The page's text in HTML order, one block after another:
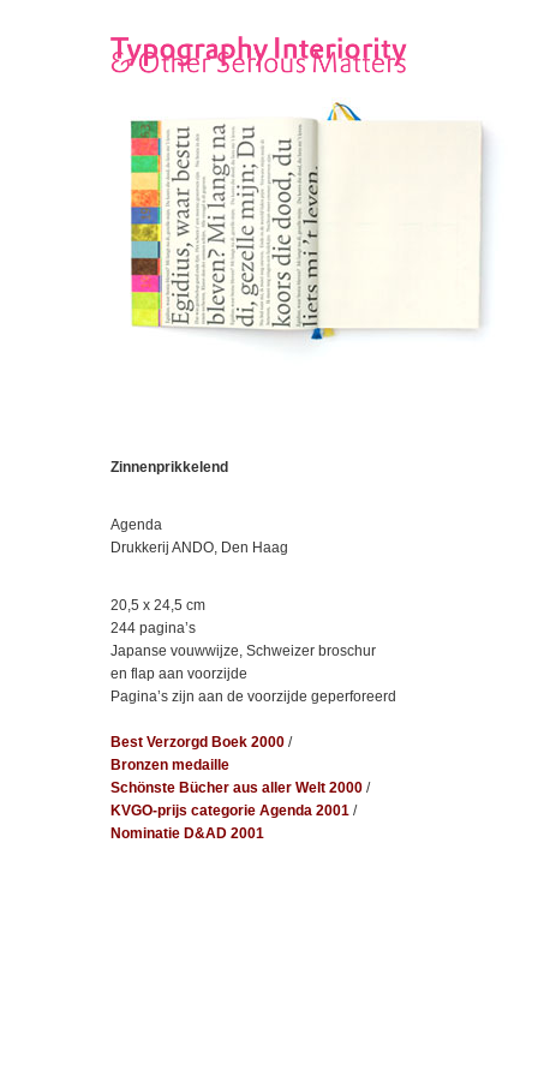
Zinnenprikkelend
Agenda
Drukkerij ANDO, Den Haag
20,5 x 24,5 cm
244 pagina’s
Japanse vouwwijze, Schweizer broschur
en flap aan voorzijde
Pagina’s zijn aan de voorzijde geperforeerd
Best Verzorgd Boek 2000/
Bronzen medaille
Schönste Bücher aus aller Welt 2000 /
KVGO-prijs categorie Agenda 2001 /
Nominatie D&AD 2001